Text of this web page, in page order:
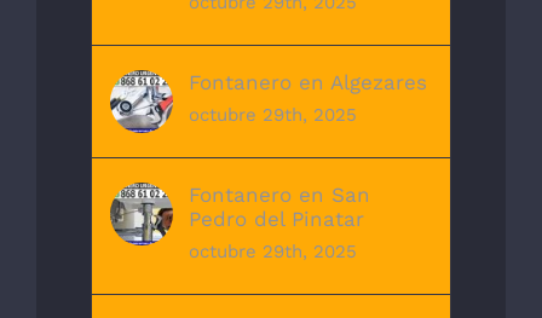
Fontanero en Algezares
octubre 29th, 2025
Fontanero en San
Pedro del Pinatar
octubre 29th, 2025